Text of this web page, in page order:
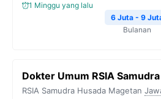
1 Minggu yang lalu
6 Juta - 9
Bulanan
Dokter Umum RSIA
RSIA Samudra Husada Magetan